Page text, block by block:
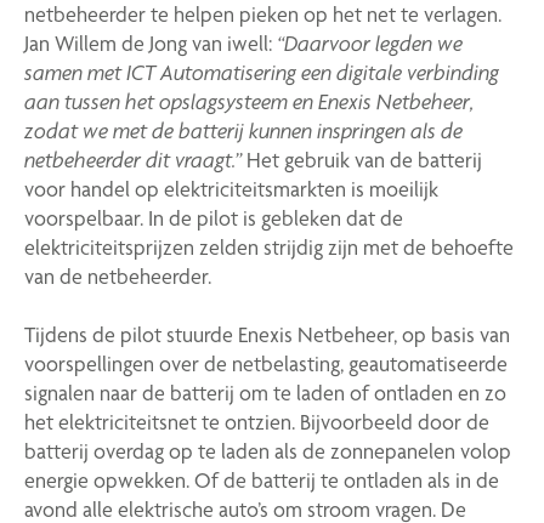
netbeheerder te helpen pieken op het net te verlagen.
Jan Willem de Jong van iwell: “Daarvoor legden we
samen met ICT Automatisering een digitale verbinding
aan tussen het opslagsysteem en Enexis Netbeheer,
zodat we met de batterij kunnen inspringen als de
netbeheerder dit vraagt.”Het gebruik van de batterij
voor handel op elektriciteitsmarkten is moeilijk
voorspelbaar. In de pilot is gebleken dat de
elektriciteitsprijzen zelden strijdig zijn met de behoefte
van de netbeheerder.
Tijdens de pilot stuurde Enexis Netbeheer, op basis van
voorspellingen over de netbelasting, geautomatiseerde
signalen naar de batterij om te laden of ontladen en zo
het elektriciteitsnet te ontzien. Bijvoorbeeld door de
batterij overdag op te laden als de zonnepanelen volop
energie opwekken. Of de batterij te ontladen als in de
avond alle elektrische auto’s om stroom vragen. De